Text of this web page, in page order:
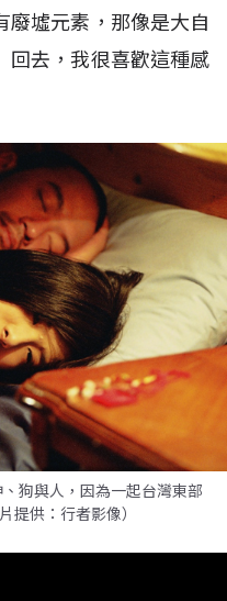
廢墟元素，那像是大自
回去，我很喜歡這種感
狗與人，因為一起台灣東部
提供：行者影像）